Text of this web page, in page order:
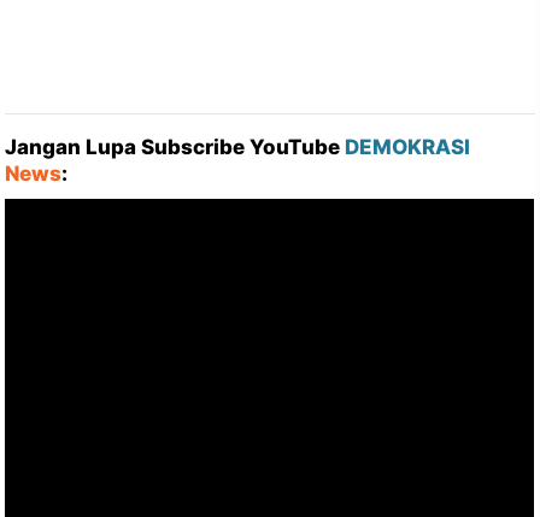
Jangan Lupa Subscribe YouTube DEMOKRASI
News: